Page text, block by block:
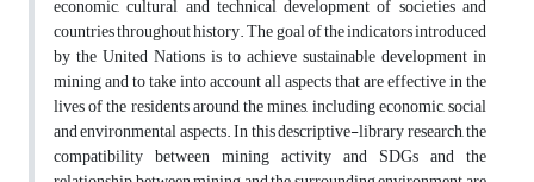
economic, cultural and technical development of societies and
countries throughout history. The goal of the indicators introduced
by the United Nations is to achieve sustainable development in
mining and to take into account all aspects that are effective in the
lives of the residents around the mines, including economic, social
and environmental aspects. In this descriptive-library research, the
compatibility between mining activity and SDGs and the